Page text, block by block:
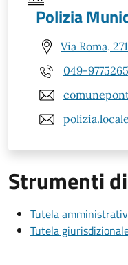
Polizia
Via Roma,
049-9775265
Strumenti
Tutela
Tutela